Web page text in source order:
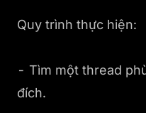
Quy trình thực hiện:
- Tìm một thread
đích.